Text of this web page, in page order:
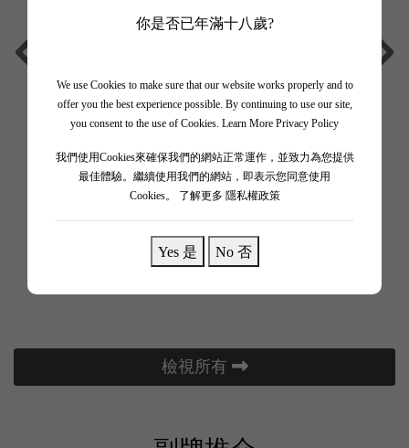
你是否已年滿十八歲?
We use Cookies to make sure that our website works properly and to
offer you the best experience possible. By continuing to use our site,
you consent to the use of Cookies. Learn More Privacy Policy
我們使用Cookies來確保我們的網站正常運作，並致力為您提供
最佳體驗。繼續使用我們的網站，即表示您同意使用
Cookies。
了解更多 隱私權政策
Yes 是 No 否
Chateau La Confession 2022
檢視所有